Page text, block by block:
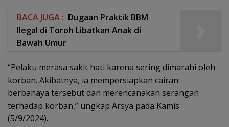
BACA JUGA : Dugaan Praktik BBM
Ilegal di Toroh Libatkan Anak di
Bawah Umur
“Pelaku merasa sakit hati karena sering dimarahi oleh
korban. Akibatnya, ia mempersiapkan cairan
berbahaya tersebut dan merencanakan serangan
terhadap korban,” ungkap Arsya pada Kamis
(5/9/2024).